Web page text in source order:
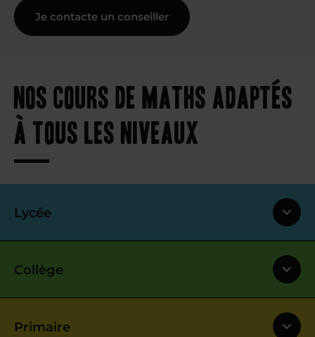
Je contacte un conseiller
Nos cours de maths adaptés
à tous les niveaux
Lycée
Collège
Primaire